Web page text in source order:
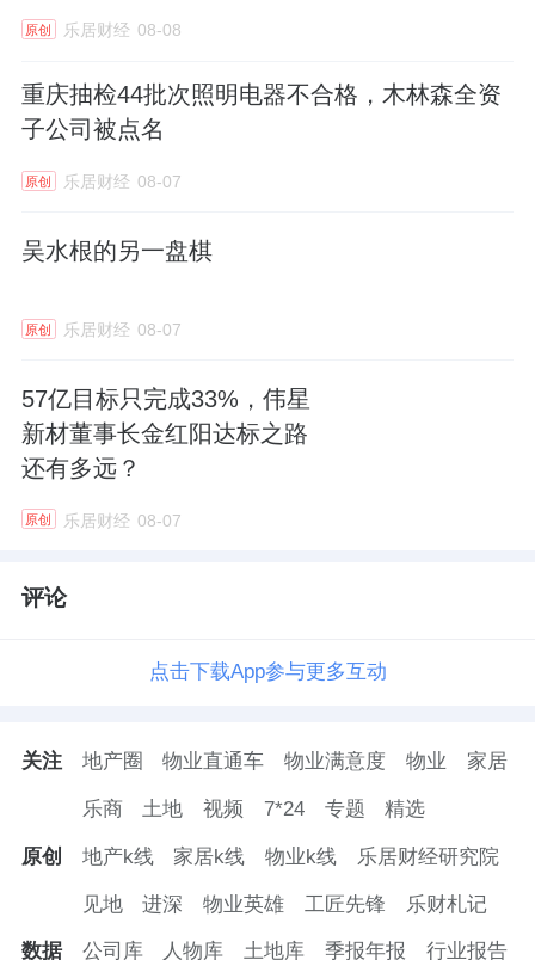
品工艺及智控系统给予高度评价。同期，新豪
采配对会，搭建起品牌与海外采购商的直通桥
现场“拍照打卡免费送全国综艺通票“活动引爆
观众参与热情，展馆内外人流如织。一张张打
卡美照、精美视频在社交平台持续刷屏，让新
线上端，新豪轩通过官方视频号与抖音号平台
离体验、大咖圆桌访谈等，让未能亲临现场的
声量全域引爆，真正实现品效合一。
盛大启幕
原创 乐居财经 08-08
重庆抽检44批次照明电器不合格，木林森全资
子公司被点名
原创 乐居财经 08-07
吴水根的另一盘棋
原创 乐居财经 08-07
57亿目标只完成33%，伟星
新材董事长金红阳达标之路
还有多远？
原创 乐居财经 08-07
评论
点击下载App参与更多互动
关注 地产圈 物业直通车 物业满意度 物业 家居
乐商 土地 视频 7*24 专题 精选
原创 地产k线 家居k线 物业k线 乐居财经研究院
见地 进深 物业英雄 工匠先锋 乐财札记
数据 公司库 人物库 土地库 季报年报 行业报告